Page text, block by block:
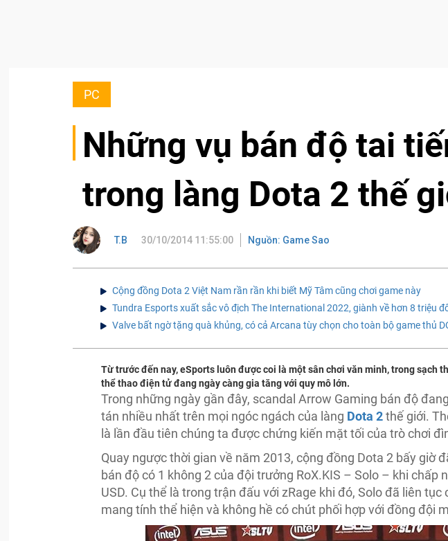
PC
Những vụ bán độ tai
trong làng Dota 2 thế
T.B 30/10/2014 11:55:00 Nguồn: Game Sao
Cộng đồng Dota 2 Việt Nam rần rần khi biết Mỹ Tâm cũng chơi game này
Tundra Esports xuất sắc vô địch The International 2022, giành về hơn 8 triệu
Valve bất ngờ tặng quà khủng, có cả Arcana tùy chọn cho toàn bộ game thủ
Từ trước đến nay, eSports luôn được coi là một sân chơi văn minh, trong sạch
thể thao điện tử đang ngày càng gia tăng với quy mô lớn.
Trong những ngày gần đây, scandal Arrow Gaming bán độ
tán nhiều nhất trên mọi ngóc ngách của làng Dota 2thế giới.
là lần đầu tiên chúng ta được chứng kiến mặt tối của trò chơi
Quay ngược thời gian về năm 2013, cộng đồng Dota 2 bấy giờ
bán độ có 1 không 2 của đội trưởng RoX.KIS – Solo – khi chấp
USD. Cụ thể là trong trận đấu với zRage khi đó, Solo đã liên
mang tính thể hiện và không hề có chút phối hợp với đồng đội